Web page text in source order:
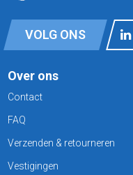
VOLG ONS
Over ons
Contact
FAQ
Verzenden & retourneren
Vestigingen